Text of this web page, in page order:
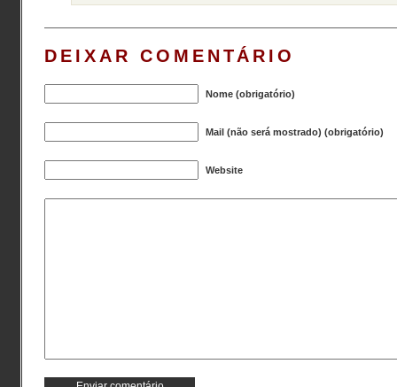
DEIXAR COMENTÁRIO
Nome (obrigatório)
Mail (não será mostrado) (obrigatório)
Website